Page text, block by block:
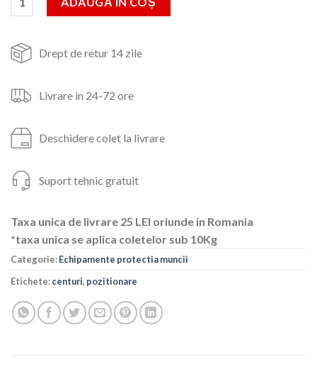
167lei.
Drept de retur 14 zile
Livrare in 24-72 ore
Deschidere colet la livrare
Suport tehnic gratuit
Taxa unica de livrare 25 LEI oriunde in Romania
*taxa unica se aplica coletelor sub 10Kg
Categorie:Echipamente protectia muncii
Etichete:centuri, pozitionare